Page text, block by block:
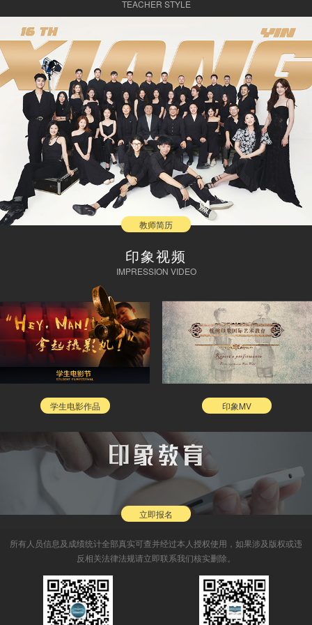
TEACHER STYLE
教师简历
印象视频
IMPRESSION VIDEO
学生电影作品 印象MV
立即报名
所有人员信息及成绩统计全部真实可查并经过本人授权使用，如果涉及版权或违
反相关法律法规请立即联系我们核实删除。